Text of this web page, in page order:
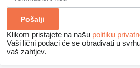
Klikom pristajete na našu politiku
Vaši lični podaci će se obrađivati ​​u
vaš zahtjev.